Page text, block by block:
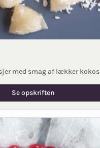
med smag af lækker kokos
Se opskriften